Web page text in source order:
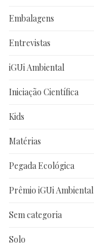
Embalagens
Entrevistas
iGUi Ambiental
Iniciação Científica
Kids
Matérias
Pegada Ecológica
Prêmio iGUi Ambiental
Sem categoria
Solo